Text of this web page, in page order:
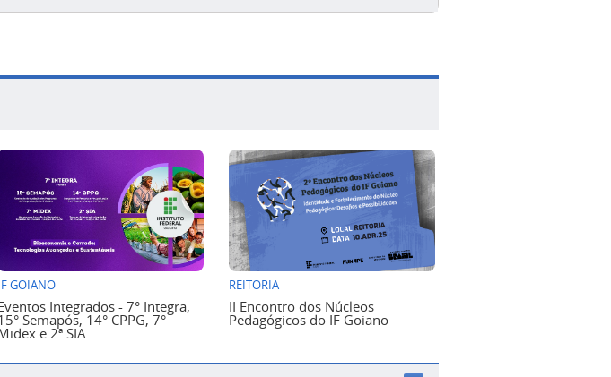
IF GOIANO
Integrados - 7° Integra,
Semapós, 14° CPPG, 7°
e 2ª SIA
REITORIA
II Encontro dos Núcleos
Pedagógicos do IF Goiano